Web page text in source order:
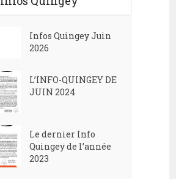
Infos Quingey Juin
2026
L’INFO-QUINGEY DE
JUIN 2024
Le dernier Info
Quingey de l’année
2023